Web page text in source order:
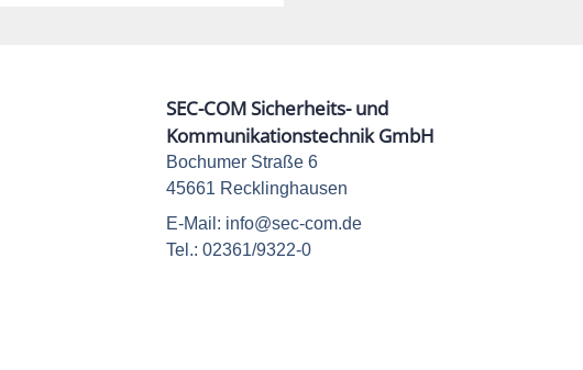
SEC-COM Sicherheits- und
Kommunikationstechnik GmbH
Bochumer Straße 6
45661 Recklinghausen
E-Mail: info@sec-com.de
Tel.: 02361/9322-0